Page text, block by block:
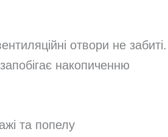
отвори не забиті.
накопиченню
та попелу